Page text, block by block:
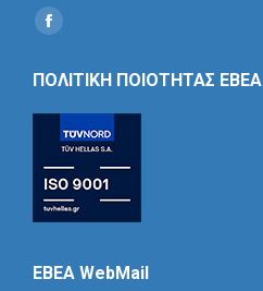
Find us on:
Social
ΠΟΛΙΤΙΚΗ ΠΟΙΟΤΗΤΑΣ ΕΒΕΑ
EBEA WebMail